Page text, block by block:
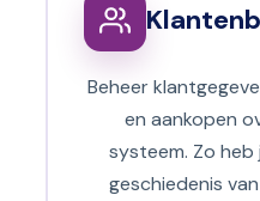
Beheer
en aankopen
systeem. Zo
geschiedenis